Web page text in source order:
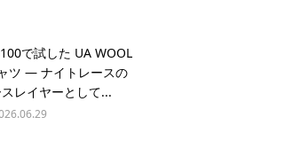
で試した UA WOOL
ツ — ナイトレースの
レイヤーとして...